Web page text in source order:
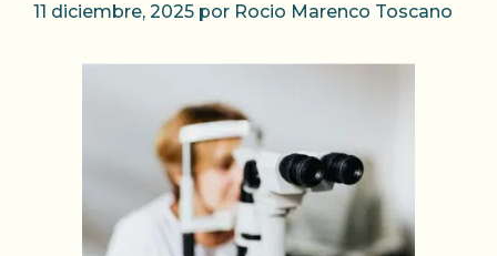
11 diciembre, 2025 por Rocio Marenco Toscano